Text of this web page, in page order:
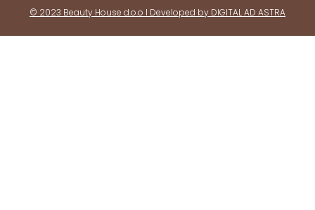
© 2023 Beauty House d.o.o l Developed by DIGITAL AD ASTRA